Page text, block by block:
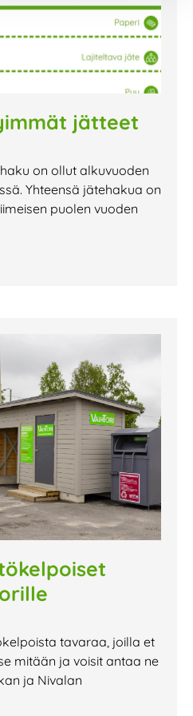
jätteet
on ollut alkuvuoden
Yhteensä jätehakua on
puolen vuoden
tavaraa, joilla et
mitään ja voisit antaa ne
ja Nivalan